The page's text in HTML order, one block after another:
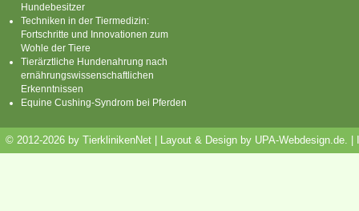
Hundebesitzer
Techniken in der Tiermedizin:
Fortschritte und Innovationen zum
Wohle der Tiere
Tierärztliche Hundenahrung nach
ernährungswissenschaftlichen
Erkenntnissen
Equine Cushing-Syndrom bei Pferden
© 2012-2026 by TierklinikenNet | Layout & Design by UPA-Webdesign.de.